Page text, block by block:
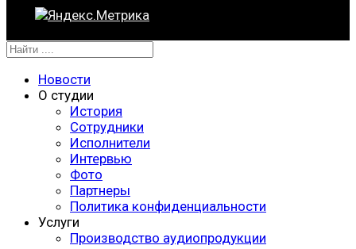
Новости
О студии
История
Сотрудники
Исполнители
Интервью
Фото
Партнеры
Политика конфиденциальности
Услуги
Производство аудиопродукции